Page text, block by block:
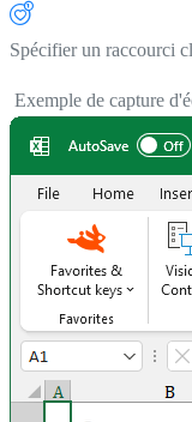
Spécifier un raccourci
Exemple de capture